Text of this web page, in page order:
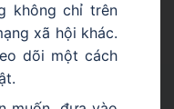
không chỉ trên
xã hội khác.
dõi một cách